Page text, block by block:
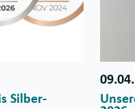
Silber-